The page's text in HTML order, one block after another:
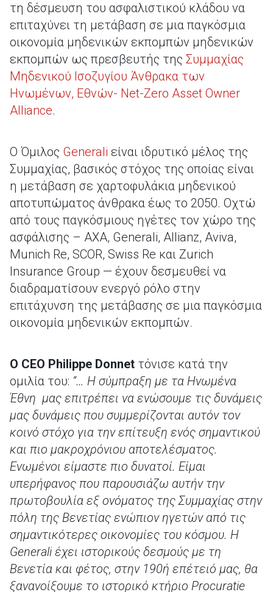
τη δέσμευση του ασφαλιστικού κλάδου να
επιταχύνει τη μετάβαση σε μια παγκόσμια
οικονομία μηδενικών εκπομπών μηδενικών
εκπομπών ως πρεσβευτής της Συμμαχίας
Μηδενικού Ισοζυγίου Άνθρακα των
Ηνωμένων, Εθνών- Net-Zero Asset Owner
Alliance.
Ο Όμιλος Generali είναι ιδρυτικό μέλος της
Συμμαχίας, βασικός στόχος της οποίας είναι
η μετάβαση σε χαρτοφυλάκια μηδενικού
αποτυπώματος άνθρακα έως το 2050. Οχτώ
από τους παγκόσμιους ηγέτες τον χώρο της
ασφάλισης – ΑΧΑ, Generali, Allianz, Aviva,
Munich Re, SCOR, Swiss Re και Zurich
Insurance Group — έχουν δεσμευθεί να
διαδραματίσουν ενεργό ρόλο στην
επιτάχυνση της μετάβασης σε μια παγκόσμια
οικονομία μηδενικών εκπομπών.
Ο CEO Philippe Donnet τόνισε κατά την
ομιλία του: “… Η σύμπραξη με τα Ηνωμένα
Έθνη μας επιτρέπει να ενώσουμε τις δυνάμεις
μας δυνάμεις που συμμερίζονται αυτόν τον
κοινό στόχο για την επίτευξη ενός σημαντικού
και πιο μακροχρόνιου αποτελέσματος.
Ενωμένοι είμαστε πιο δυνατοί. Είμαι
υπερήφανος που παρουσιάζω αυτήν την
πρωτοβουλία εξ ονόματος της Συμμαχίας στην
πόλη της Βενετίας ενώπιον ηγετών από τις
σημαντικότερες οικονομίες του κόσμου. Η
Generali έχει ιστορικούς δεσμούς με τη
Βενετία και φέτος, στην 190ή επέτειό μας, θα
ξανανοίξουμε το ιστορικό κτήριο Procuratie